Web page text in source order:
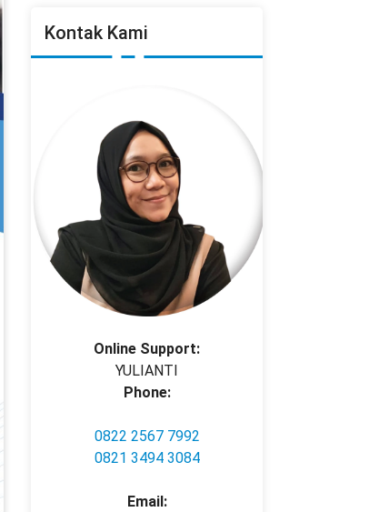
Kontak Kami
Online Support:
YULIANTI
Phone:
0822 2567 7992
0821 3494 3084
Email: